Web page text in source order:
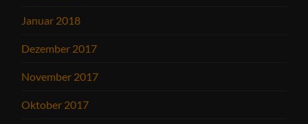
Januar 2018
Dezember 2017
November 2017
Oktober 2017